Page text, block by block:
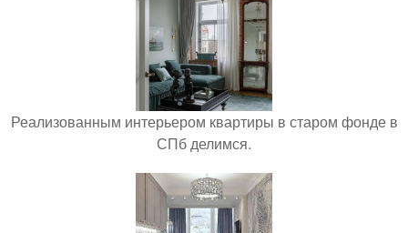
Реализованным интерьером квартиры в старом фонде в
СПб делимся.